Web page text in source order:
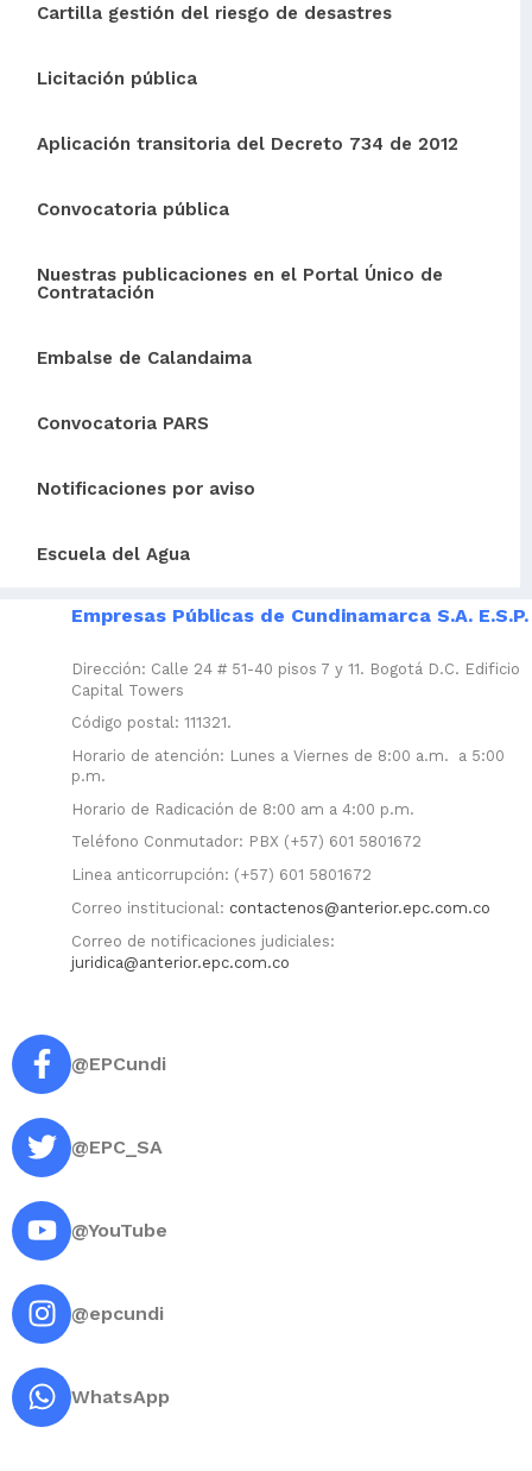
Cartilla gestión del riesgo de desastres
Licitación pública
Aplicación transitoria del Decreto 734 de 2012
Convocatoria pública
Nuestras publicaciones en el Portal Único de
Contratación
Embalse de Calandaima
Convocatoria PARS
Notificaciones por aviso
Escuela del Agua
Empresas Públicas de Cundinamarca S.A. E.S.P.
Dirección: Calle 24 # 51-40 pisos 7 y 11. Bogotá D.C. Edificio
Capital Towers
Código postal: 111321.
Horario de atención: Lunes a Viernes de 8:00 a.m. a 5:00
p.m.
Horario de Radicación de 8:00 am a 4:00 p.m.
Teléfono Conmutador: PBX (+57) 601 5801672
Linea anticorrupción: (+57) 601 5801672
Correo institucional: contactenos@anterior.epc.com.co
Correo de notificaciones judiciales:
juridica@anterior.epc.com.co
@EPCundi
@EPC_SA
@YouTube
@epcundi
WhatsApp